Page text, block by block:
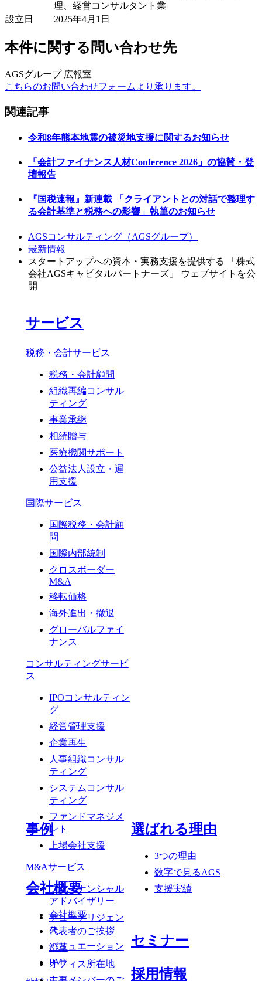
理、経営コンサルタント業
設立日
2025年4月1日
本件に関する問い合わせ先
AGSグループ 広報室
こちらのお問い合わせフォームより承ります。
関連記事
令和8年熊本地震の被災地支援に関するお知らせ
「会計ファイナンス人材Conference 2026」の協賛・登
壇報告
『国税速報』新連載 「クライアントとの対話で整理す
る会計基準と税務への影響」執筆のお知らせ
AGSコンサルティング（AGSグループ）
最新情報
スタートアップへの資本・実務支援を提供する 「株式
会社AGSキャピタルパートナーズ」 ウェブサイトを公
開
サービス
税務・会計サービス
税務・会計顧問
組織再編コンサル
ティング
事業承継
相続贈与
医療機関サポート
公益法人設立・運
用支援
国際サービス
国際税務・会計顧
問
国際内部統制
クロスボーダー
M&A
移転価格
海外進出・撤退
グローバルファイ
ナンス
コンサルティングサービ
ス
IPOコンサルティン
グ
経営管理支援
企業再生
人事組織コンサル
ティング
システムコンサル
ティング
ファンドマネジメ
ント
上場会社支援
M&Aサービス
ファイナンシャル
アドバイザリー
デューデリジェン
ス
バリュエーション
PMI
事例 選ばれる理由
3つの理由
数字で見るAGS
支援実績
会社概要
会社概要
代表者のご挨拶
沿革
オフィス所在地
セミナー
採用情報